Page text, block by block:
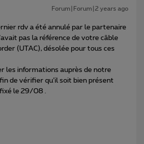
Forum|Forum|2 years ago
rdv a été annulé par le partenaire
pas la référence de votre câble
(UTAC), désolée pour tous ces
les informations auprès de notre
de vérifier qu’il soit bien présent
le 29/08 .